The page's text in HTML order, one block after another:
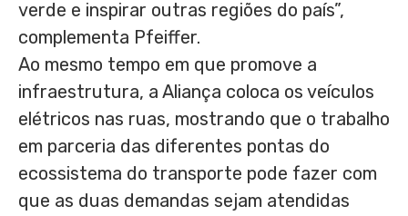
verde e inspirar outras regiões do país”,
complementa Pfeiffer.
Ao mesmo tempo em que promove a
infraestrutura, a Aliança coloca os veículos
elétricos nas ruas, mostrando que o trabalho
em parceria das diferentes pontas do
ecossistema do transporte pode fazer com
que as duas demandas sejam atendidas